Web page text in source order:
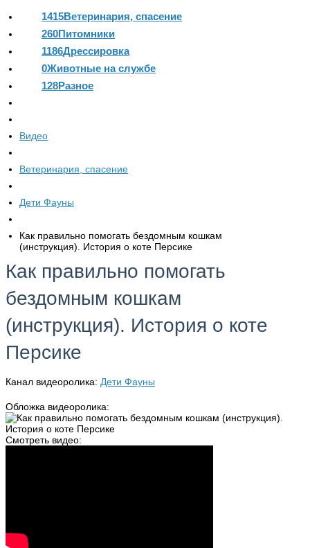
1415Ветеринария, спасение
260Питомники
1186Дрессировка
0Животные на службе
128Разное
Видео
Ветеринария, спасение
Дети Фауны
Как правильно помогать бездомным кошкам
(инструкция). История о коте Персике
Как правильно помогать
бездомным кошкам
(инструкция). История о коте
Персике
Канал видеоролика: Дети Фауны
Обложка видеоролика:
Смотреть видео: